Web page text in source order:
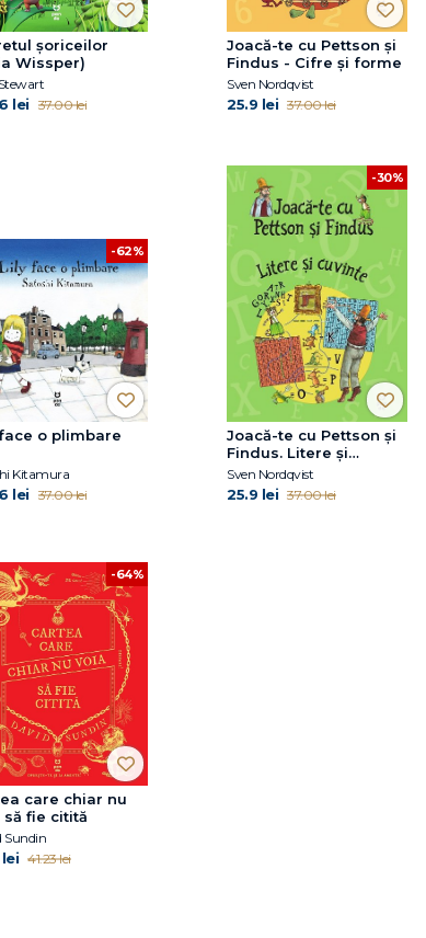
șoriceilor
Wissper)
lei 37.00 lei
Joacă-te cu Pettson și
Findus - Cifre și forme
Sven Nordqvist
25.9 lei 37.00 lei
-62%
o plimbare
Kitamura
lei 37.00 lei
-30%
Joacă-te cu Pettson și
Findus. Litere și
cuvinte
Sven Nordqvist
25.9 lei 37.00 lei
-64%
care chiar nu
să fie citită
Sundin
lei 41.23 lei